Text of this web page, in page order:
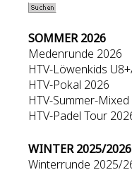
SOMMER 2026
Medenrunde 2026
HTV-Löwenkids
HTV-Pokal 2026
HTV-Summer-
HTV-Padel Tour
WINTER 2025/2026
Winterrunde 2025/